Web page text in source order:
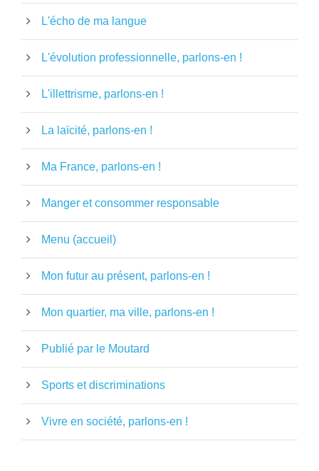
L'écho de ma langue
L'évolution professionnelle, parlons-en !
L'illettrisme, parlons-en !
La laïcité, parlons-en !
Ma France, parlons-en !
Manger et consommer responsable
Menu (accueil)
Mon futur au présent, parlons-en !
Mon quartier, ma ville, parlons-en !
Publié par le Moutard
Sports et discriminations
Vivre en société, parlons-en !